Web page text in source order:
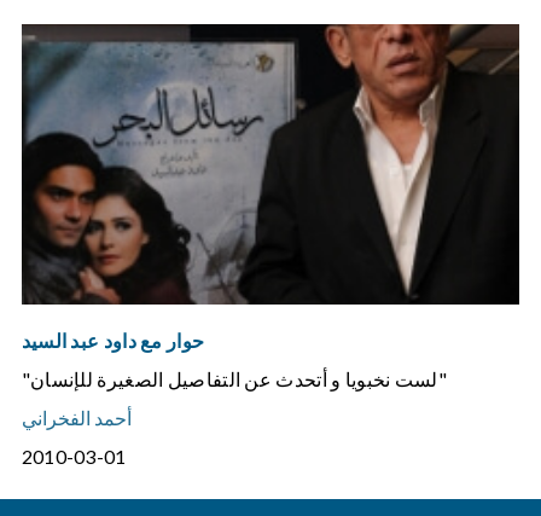
حوار مع داود عبد السيد
"لست نخبويا و أتحدث عن التفاصيل الصغيرة للإنسان"
أحمد الفخراني
2010-03-01